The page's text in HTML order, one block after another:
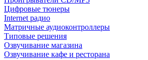
Цифровые тюнеры
Internet радио
Матричные аудиоконтроллеры
Типовые решения
Озвучивание магазина
Озвучивание кафе и ресторана